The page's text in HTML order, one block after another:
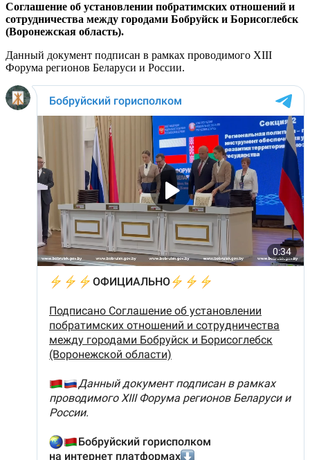
Соглашение об установлении побратимских отношений и
сотрудничества между городами Бобруйск и Борисоглебск
(Воронежская область).
Данный документ подписан в рамках проводимого XIII
Форума регионов Беларуси и России.